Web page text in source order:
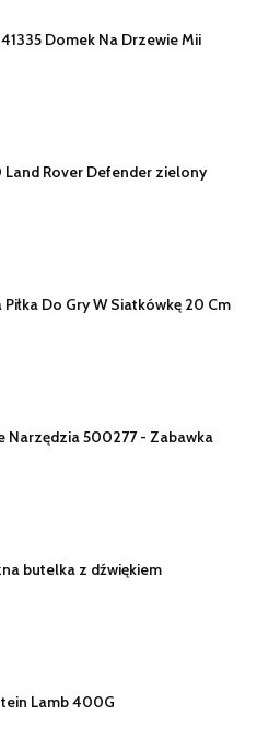
Domek Na Drzewie Mii
Rover Defender zielony
Do Gry W Siatkówkę 20 Cm
Narzędzia 500277 - Zabawka
butelka z dźwiękiem
Lamb 400G